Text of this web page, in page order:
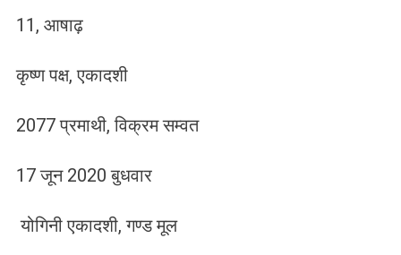
11, आषाढ़
कृष्ण पक्ष, एकादशी
2077 प्रमाथी, विक्रम सम्वत
17 जून 2020 बुधवार
योगिनी एकादशी, गण्ड मूल